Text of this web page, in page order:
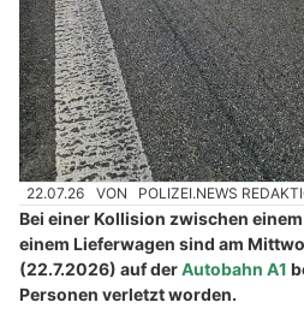
22.07.26 VON POLIZEI.NEWS
Bei einer Kollision zwischen
einem Lieferwagen sind am
(22.7.2026) auf derAutobahn A1
Personen verletzt worden.